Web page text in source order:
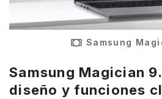
Samsung
Samsung Magician
diseño y funciones